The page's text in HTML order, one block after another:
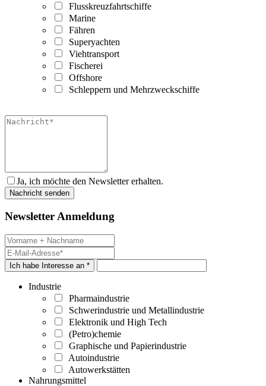
Flusskreuzfahrtschiffe
Marine
Fähren
Superyachten
Viehtransport
Fischerei
Offshore
Schleppern und Mehrzweckschiffe
Ja, ich möchte den Newsletter erhalten.
Newsletter Anmeldung
Ich habe Interesse an *
Industrie
Pharmaindustrie
Schwerindustrie und Metallindustrie
Elektronik und High Tech
(Petro)chemie
Graphische und Papierindustrie
Autoindustrie
Autowerkstätten
Nahrungsmittel